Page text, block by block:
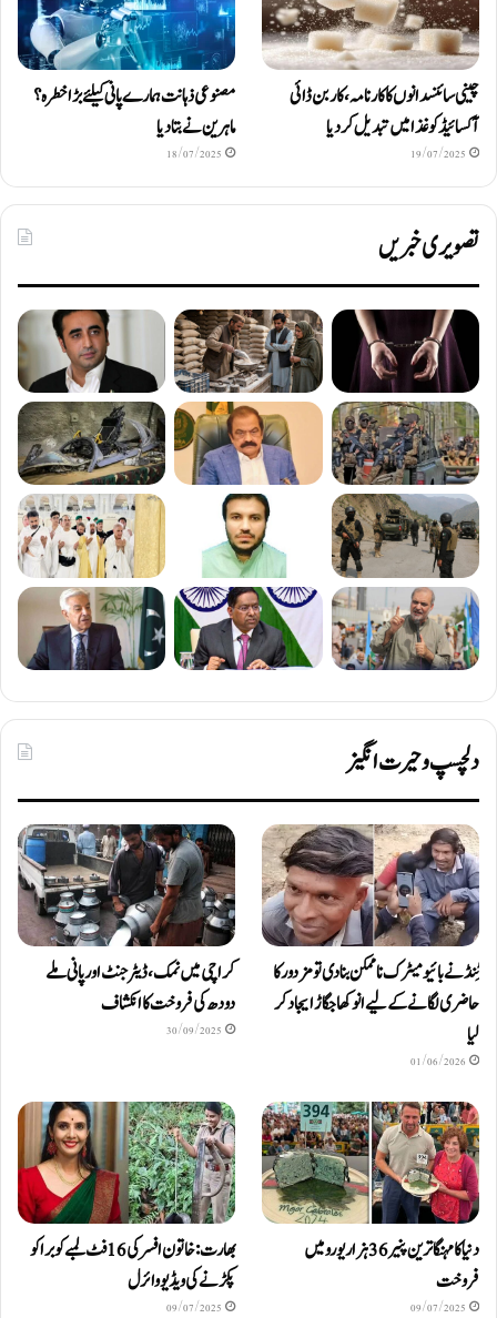
چینی سائنسدانوں کا کارنامہ، کاربن ڈائی
آکسائیڈ کو غذا میں تبدیل کردیا
19/07/2025
مصنوعی ذہانت ہمارے پانی کیلئے بڑا خطرہ؟
ماہرین نے بتا دیا
18/07/2025
تصویری خبریں
دلچسپ و حیرت انگیز
ٹِنڈ نے بائیومیٹرک ناممکن بنا دی تو مزدور کا
حاضری لگانے کے لیے انوکھا جگاڑ ایجاد کر
لیا
01/06/2026
کراچی میں نمک، ڈیٹرجنٹ اور پانی ملے
دودھ کی فروخت کا انکشاف
30/09/2025
دنیا کا مہنگا ترین پنیر 36 ہزار یورو میں
فروخت
09/07/2025
بھارت: خاتون افسر کی 16 فٹ لمبے کوبرا کو
پکڑنے کی ویڈیو وائرل
09/07/2025